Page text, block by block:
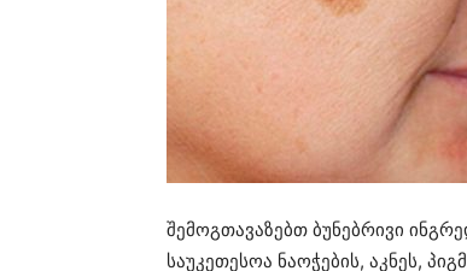
შემოგთავაზებთ ბუნებრივი
საუკეთესოა ნაოჭების, აკნეს,